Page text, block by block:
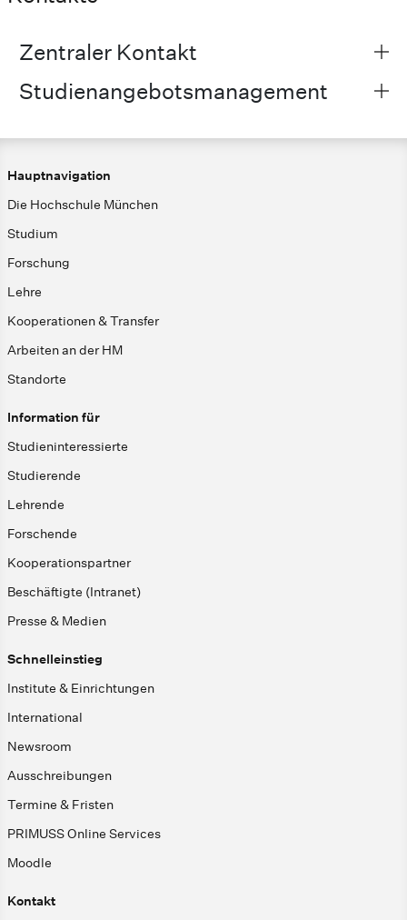
Zentraler Kontakt
Studienangebotsmanagement
Hauptnavigation
Die Hochschule München
Studium
Forschung
Lehre
Kooperationen & Transfer
Arbeiten an der HM
Standorte
Information für
Studieninteressierte
Studierende
Lehrende
Forschende
Kooperationspartner
Beschäftigte (Intranet)
Presse & Medien
Schnelleinstieg
Institute & Einrichtungen
International
Newsroom
Ausschreibungen
Termine & Fristen
PRIMUSS Online Services
Moodle
Kontakt